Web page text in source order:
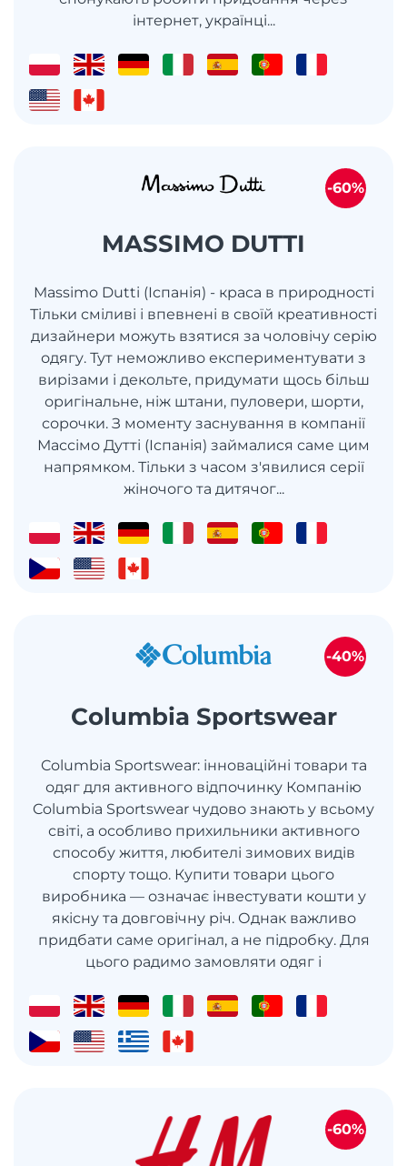
інтернет, українці...
MASSIMO DUTTI
Massimo Dutti (Іспанія) - краса в природності
Тільки сміливі і впевнені в своїй креативності
дизайнери можуть взятися за чоловічу серію
одягу. Тут неможливо експериментувати з
вирізами і декольте, придумати щось більш
оригінальне, ніж штани, пуловери, шорти,
сорочки. З моменту заснування в компанії
Массімо Дутті (Іспанія) займалися саме цим
напрямком. Тільки з часом з'явилися серії
жіночого та дитячог...
-60%
Columbia Sportswear
Columbia Sportswear: інноваційні товари та
одяг для активного відпочинку Компанію
Columbia Sportswear чудово знають у всьому
світі, а особливо прихильники активного
способу життя, любителі зимових видів
спорту тощо. Купити товари цього
виробника — означає інвестувати кошти у
якісну та довговічну річ. Однак важливо
придбати саме оригінал, а не підробку. Для
цього радимо замовляти одяг і
-40%
-60%